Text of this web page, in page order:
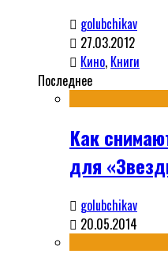
golubchikav
27.03.2012
Кино, Книги
Последнее
Как
для
golubchikav
20.05.2014